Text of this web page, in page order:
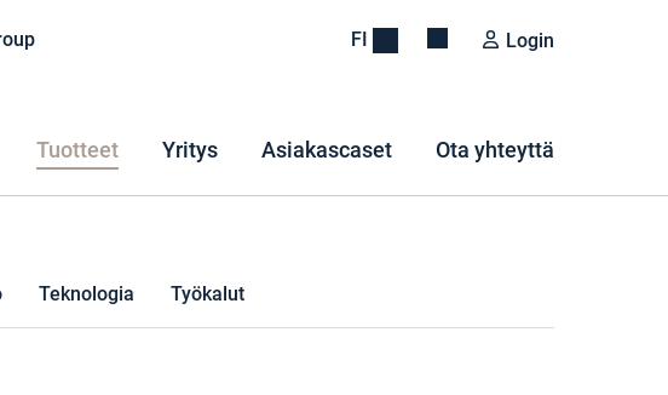
FI Login
Tuotteet Yritys Asiakascaset Ota yhteyttä
Teknologia Työkalut